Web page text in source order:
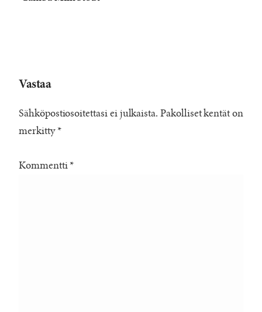
Vastaa
Sähköpostiosoitettasi ei julkaista. Pakolliset kentät on
merkitty *
Kommentti *